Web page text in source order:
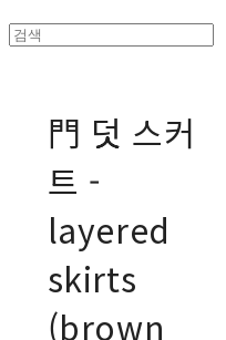
門 덧 스커
트 -
layered
skirts
(brown